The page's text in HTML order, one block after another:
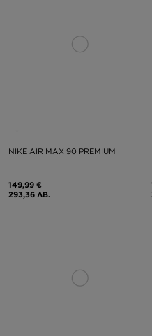
NIKE AIR MAX 90 PREMIUM
149,99 €
293,36 ЛВ.